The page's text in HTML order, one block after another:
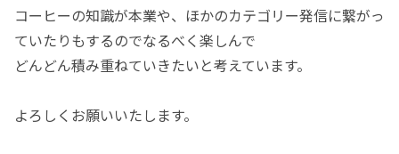
コーヒーの知識が本業や、ほかのカテゴリー発信に繋がっ
ていたりもするのでなるべく楽しんで
どんどん積み重ねていきたいと考えています。
よろしくお願いいたします。